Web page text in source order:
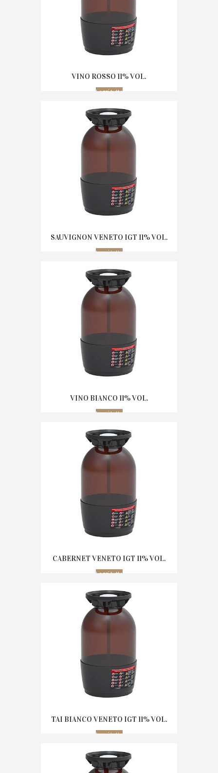
VINO ROSSO 11% VOL.
Leggi tutto
SAUVIGNON VENETO IGT 11% VOL.
Leggi tutto
VINO BIANCO 11% VOL.
Leggi tutto
CABERNET VENETO IGT 11% VOL.
Leggi tutto
TAI BIANCO VENETO IGT 11% VOL.
Leggi tutto